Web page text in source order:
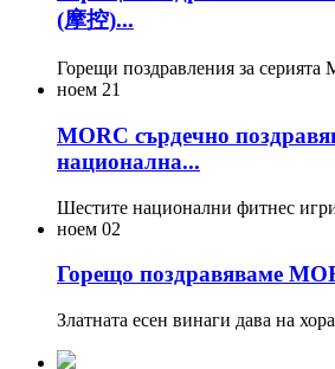
(摩控)...
Горещи поздравления за серията
ноем 21
MORC сърдечно
национална...
Шестите национални фитнес
ноем 02
Горещо поздравяваме
Златната есен винаги дава на